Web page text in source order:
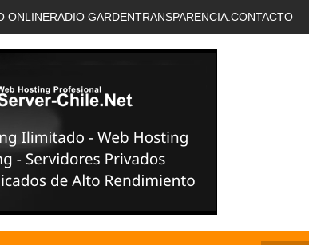
ONLINERADIO GARDENTRANSPARENCIA. CONTACTO